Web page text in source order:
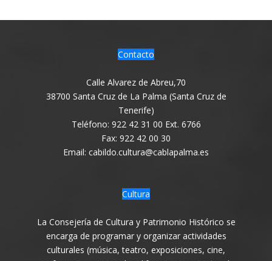
Contacto
Calle Alvarez de Abreu,70
38700 Santa Cruz de La Palma (Santa Cruz de
Tenerife)
Teléfono: 922 42 31 00 Ext. 6766
Fax: 922 42 00 30
Email: cabildo.cultura@cablapalma.es
Cultura
La Consejería de Cultura y Patrimonio Histórico se
encarga de programar y organizar actividades
culturales (música, teatro, exposiciones, cine,